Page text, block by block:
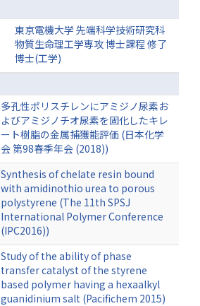
東京電機大学 先端科学技術研究科
物質生命理工学専攻 博士課程 修了
博士(工学)
多孔性ポリスチレンにアミジノ尿素お
よびアミジノチオ尿素を固化したキレ
ート樹脂の金属捕獲能評価 (日本化学
会 第98春季年会 (2018))
Synthesis of chelate resin bound
with amidinothio urea to porous
polystyrene (The 11th SPSJ
International Polymer Conference
(IPC2016))
Study of the ability of phase
transfer catalyst of the styrene
based polymer having a hexaalkyl
guanidinium salt (Pacifichem 2015)